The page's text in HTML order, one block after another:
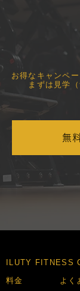
お得なキャンペ
まずは見学
無
​ILUTY FITNESS
​料金​
よく